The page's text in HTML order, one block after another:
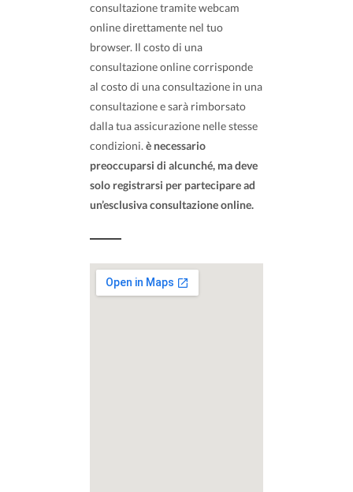
consultazione tramite webcam
online direttamente nel tuo
browser. Il costo di una
consultazione online corrisponde
al costo di una consultazione in una
consultazione e sarà rimborsato
dalla tua assicurazione nelle stesse
condizioni. è necessario
preoccuparsi di alcunché, ma deve
solo registrarsi per partecipare ad
un’esclusiva consultazione online.